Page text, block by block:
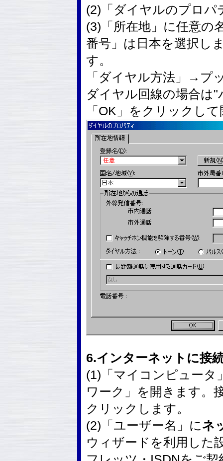
(2)「ダイヤルのプロパ
(3)「所在地」に任意の
番号」は日本を選択し
す。
「ダイヤル方法」→プ
ダイヤル回線の場合は
「OK」をクリックし
6.インターネットに接
(1)「マイコンピュー
ワーク」を開きます。
クリックします。
(2)「ユーザー名」にネ
ウィザードを利用した